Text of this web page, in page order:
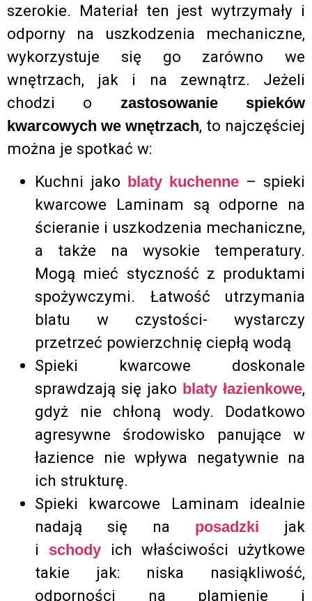
szerokie. Materiał ten jest wytrzymały i
odporny na uszkodzenia mechaniczne,
wykorzystuje się go zarówno we
wnętrzach, jak i na zewnątrz. Jeżeli
chodzi o zastosowanie spieków
kwarcowych we wnętrzach, to najczęściej
można je spotkać w:
Kuchni jako blaty kuchenne – spieki
kwarcowe Laminam są odporne na
ścieranie i uszkodzenia mechaniczne,
a także na wysokie temperatury.
Mogą mieć styczność z produktami
spożywczymi. Łatwość utrzymania
blatu w czystości- wystarczy
przetrzeć powierzchnię ciepłą wodą
Spieki kwarcowe doskonale
sprawdzają się jako blaty łazienkowe,
gdyż nie chłoną wody. Dodatkowo
agresywne środowisko panujące w
łazience nie wpływa negatywnie na
ich strukturę.
Spieki kwarcowe Laminam idealnie
nadają się na posadzki jak
i schodyich właściwości użytkowe
takie jak: niska nasiąkliwość,
odporności na plamienie i